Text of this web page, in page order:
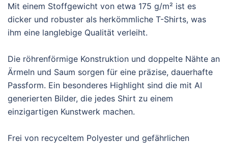
Mit einem Stoffgewicht von etwa 175 g/m² ist es
dicker und robuster als herkömmliche T-Shirts, was
ihm eine langlebige Qualität verleiht.
Die röhrenförmige Konstruktion und doppelte Nähte an
Ärmeln und Saum sorgen für eine präzise, dauerhafte
Passform. Ein besonderes Highlight sind die mit AI
generierten Bilder, die jedes Shirt zu einem
einzigartigen Kunstwerk machen.
Frei von recyceltem Polyester und gefährlichen